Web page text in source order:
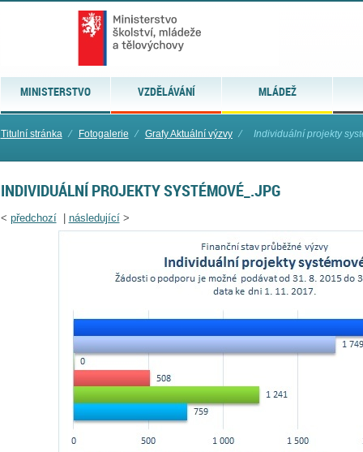
MINISTERSTVO VZDĚLÁVÁNÍ MLÁDEŽ
Titulní stránka ⁄ Fotogalerie ⁄ Grafy Aktuální výzvy ⁄ Individuální projekty
INDIVIDUÁLNÍ PROJEKTY SYSTÉMOVÉ_.JPG
< předchozí| následující>